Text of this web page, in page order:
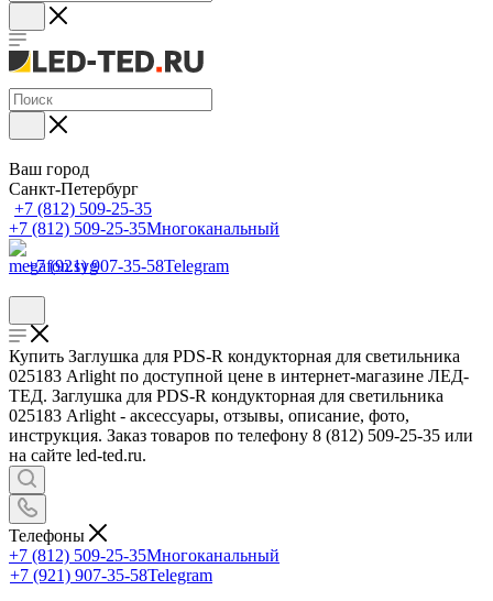
Ваш город
Санкт-Петербург
+7 (812) 509-25-35
+7 (812) 509-25-35Многоканальный
+7 (921) 907-35-58Telegram
Купить Заглушка для PDS-R кондукторная для светильника
025183 Arlight по доступной цене в интернет-магазине ЛЕД-
ТЕД. Заглушка для PDS-R кондукторная для светильника
025183 Arlight - аксессуары, отзывы, описание, фото,
инструкция. Заказ товаров по телефону 8 (812) 509-25-35 или
на сайте led-ted.ru.
Телефоны
+7 (812) 509-25-35Многоканальный
+7 (921) 907-35-58Telegram